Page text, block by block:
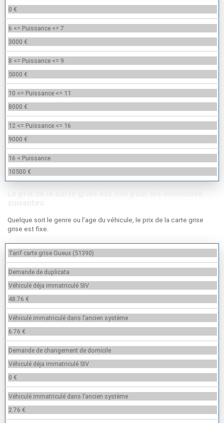
0 €
6 <= Puissance <= 7
3000 €
8 <= Puissance <= 9
5000 €
10 <= Puissance <= 11
8000 €
12 <= Puissance <= 16
9000 €
16 < Puissance
10500 €
Quelque soit le genre ou l’age du véhicule, le prix de la carte grise
grise est fixe.
Tarif carte grise Gueux (51390)
Demande de duplicata
Véhiculé déja immatriculé SIV
48.76 €
Véhiculé immatriculé dans l’ancien système
6.76 €
Demande de changement de domicile
Véhiculé déja immatriculé SIV
0 €
Véhiculé immatriculé dans l’ancien système
2.76 €